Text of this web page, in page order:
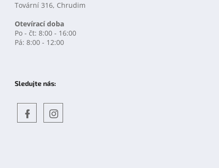
Tovární 316, Chrudim
Otevírací doba
Po - čt: 8:00 - 16:00
Pá: 8:00 - 12:00
Sledujte nás: